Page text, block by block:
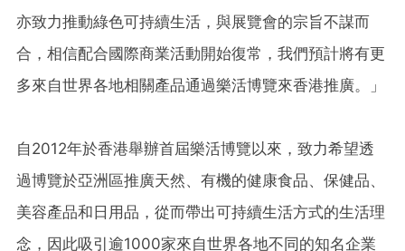
亦致力推動綠色可持續生活，與展覽會的宗旨不謀而
合，相信配合國際商業活動開始復常，我們預計將有更
多來自世界各地相關產品通過樂活博覽來香港推廣。」
自2012年於香港舉辦首屆樂活博覽以來，致力希望透
過博覽於亞洲區推廣天然、有機的健康食品、保健品、
美容產品和日用品，從而帶出可持續生活方式的生活理
念，因此吸引逾1000家來自世界各地不同的知名企業